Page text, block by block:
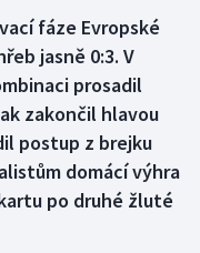
fáze Evropské
jasně 0:3. V
prosadil
zakončil hlavou
postup z brejku
domácí výhra
po druhé žluté